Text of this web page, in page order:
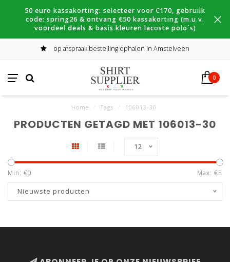
50 euro kassakorting: selecteer voor €170, gebruilk
code: spring26 & ontvang €50 kassakorting (m.u.v.
voordeel deals & basis kleuren lacoste polo´s)
op afspraak bestelling ophalen in Amstelveen
0
Home Tags 106013-30
PRODUCTEN GETAGD MET 106013-30
12
Min: €0 Max: €5
Nieuwste producten